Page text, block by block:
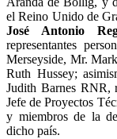
el Reino Unido de
José Antonio
representantes
Merseyside, Mr.
Ruth Hussey;
Judith Barnes RNR,
Jefe de Proyectos
y miembros de la
dicho país.